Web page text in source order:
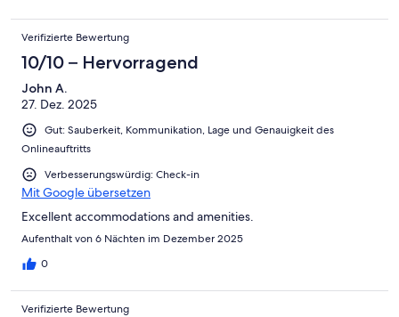
Verifizierte Bewertung
10/10 – Hervorragend
John A.
27. Dez. 2025
Gut: Sauberkeit, Kommunikation, Lage und Genauigkeit des
Onlineauftritts
Verbesserungswürdig: Check-in
Mit Google übersetzen
Excellent accommodations and amenities.
Aufenthalt von 6 Nächten im Dezember 2025
0
Verifizierte Bewertung